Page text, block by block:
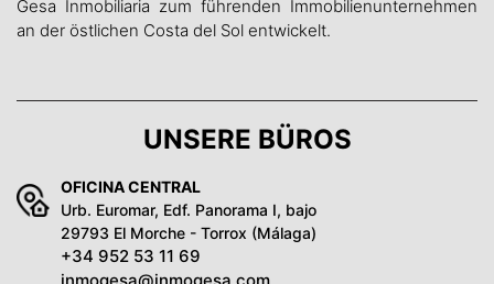
Gesa Inmobiliaria zum führenden Immobilienunternehmen
an der östlichen Costa del Sol entwickelt.
UNSERE BÜROS
OFICINA CENTRAL
Urb. Euromar, Edf. Panorama I, bajo
29793 El Morche - Torrox (Málaga)
+34 952 53 11 69